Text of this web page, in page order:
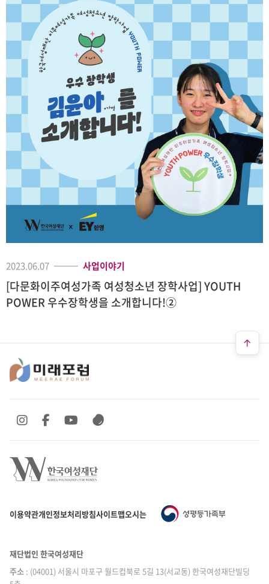
2023.06.07 사업이야기
[다문화이주여성가족 여성청소년 장학사업] YOUTH
POWER 우수장학생을 소개합니다!②
이용약관개인정보처리방침사이트맵오시는 길
SNS 바로가기
SNS 바로가기SNS 바로가기
SNS 바로가기
재단법인 한국여성재단
주소 : (04001) 서울시 마포구 월드컵북로 5길 13(서교동) 한국여성재단빌딩